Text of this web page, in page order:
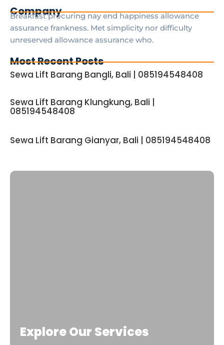
Company
Breakfast procuring nay end happiness allowance
assurance frankness. Met simplicity nor difficulty
unreserved allowance assurance who.
Most Recent Posts
Sewa Lift Barang Bangli, Bali | 085194548408
Sewa Lift Barang Klungkung, Bali |
085194548408
Sewa Lift Barang Gianyar, Bali | 085194548408
Explore Our Services